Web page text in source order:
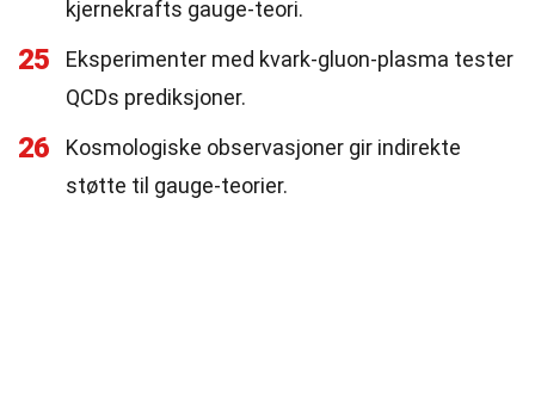
kjernekrafts gauge-teori.
25
Eksperimenter med kvark-gluon-plasma tester
QCDs prediksjoner.
26
Kosmologiske observasjoner gir indirekte
støtte til gauge-teorier.